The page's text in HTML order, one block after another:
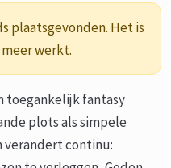
plaatsgevonden. Het is
werkt.
toegankelijk fantasy
plots als simpele
verandert continu: